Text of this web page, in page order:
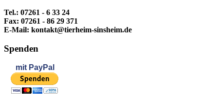
Tel.: 07261 - 6 33 24
Fax: 07261 - 86 29 371
E-Mail: kontakt@tierheim-sinsheim.de
Spenden
mit PayPal